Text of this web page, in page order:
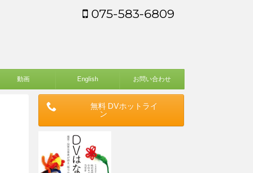
075-583-6809
動画 English お問い合わせ
無料 DVホットライ
ン